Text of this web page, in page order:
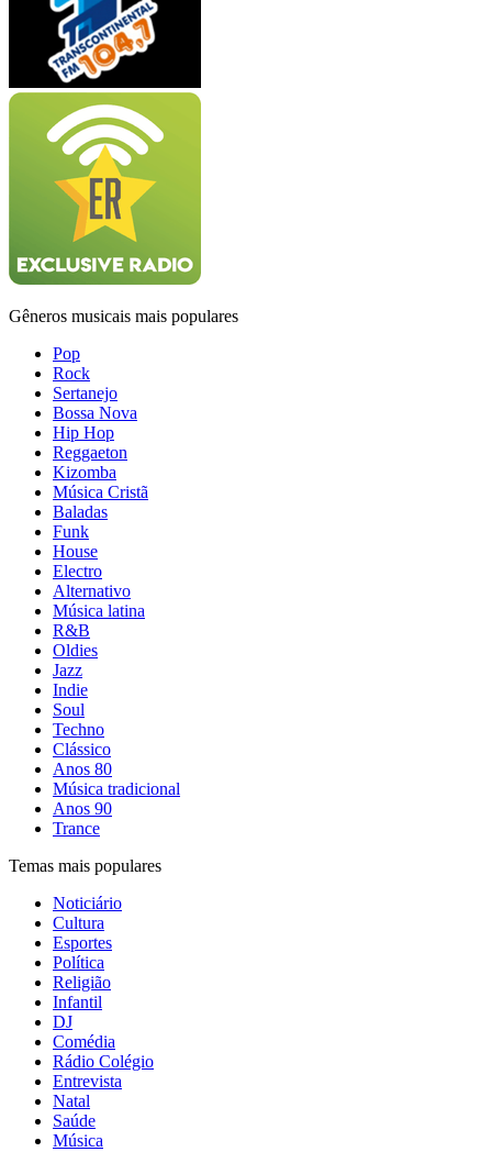
Gêneros musicais mais populares
Pop
Rock
Sertanejo
Bossa Nova
Hip Hop
Reggaeton
Kizomba
Música Cristã
Baladas
Funk
House
Electro
Alternativo
Música latina
R&B
Oldies
Jazz
Indie
Soul
Techno
Clássico
Anos 80
Música tradicional
Anos 90
Trance
Temas mais populares
Noticiário
Cultura
Esportes
Política
Religião
Infantil
DJ
Comédia
Rádio Colégio
Entrevista
Natal
Saúde
Música